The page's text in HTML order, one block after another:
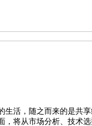
活，随之而来的是共
，将从市场分析、技术